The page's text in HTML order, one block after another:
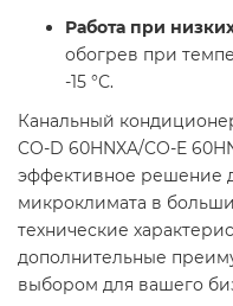
Работа при
обогрев при
-15 °С.
Канальный
CO-D 60HNXA/CO-E
эффективное решение
микроклимата в
технические
дополнительные
выбором для вашего